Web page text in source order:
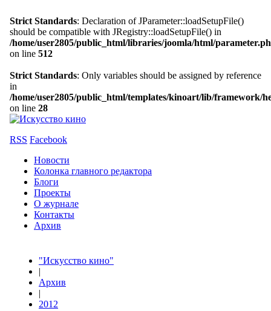
Strict Standards: Declaration of JParameter::loadSetupFile()
should be compatible with JRegistry::loadSetupFile() in
/home/user2805/public_html/libraries/joomla/html/
on line 512
Strict Standards: Only variables should be assigned by reference
in
/home/user2805/public_html/templates/kinoart/lib/framework/
on line 28
RSS Facebook
Новости
Колонка главного редактора
Блоги
Проекты
О журнале
Контакты
Архив
"Искусство кино"
|
Архив
|
2012